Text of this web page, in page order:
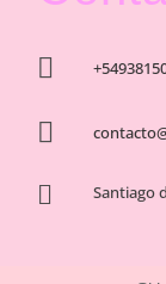


 Santiago